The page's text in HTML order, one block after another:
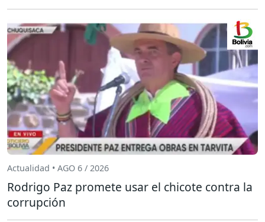
Actualidad • AGO 6 / 2026
Rodrigo Paz promete usar el chicote contra la
corrupción